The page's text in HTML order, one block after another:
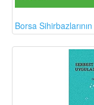
Borsa